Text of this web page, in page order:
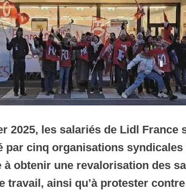
2025, les salariés de Lidl France
par cinq organisations syndicales
obtenir une revalorisation des
travail, ainsi qu’à protester